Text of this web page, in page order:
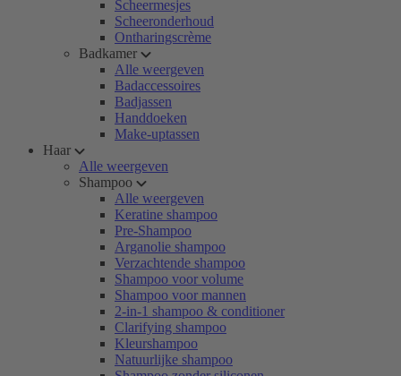
Scheermesjes
Scheeronderhoud
Ontharingscrème
Badkamer
Alle weergeven
Badaccessoires
Badjassen
Handdoeken
Make-uptassen
Haar
Alle weergeven
Shampoo
Alle weergeven
Keratine shampoo
Pre-Shampoo
Arganolie shampoo
Verzachtende shampoo
Shampoo voor volume
Shampoo voor mannen
2-in-1 shampoo & conditioner
Clarifying shampoo
Kleurshampoo
Natuurlijke shampoo